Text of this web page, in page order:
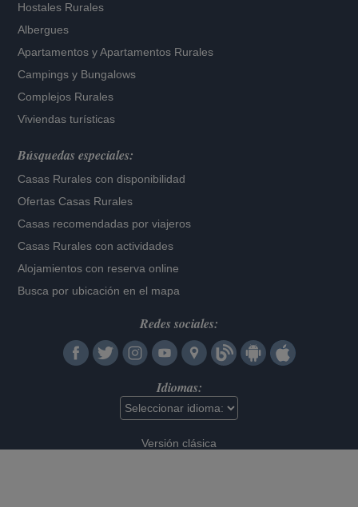
Hostales Rurales
Albergues
Apartamentos yApartamentos Rurales
Campings y Bungalows
Complejos Rurales
Viviendas turísticas
Búsquedas especiales:
Casas Rurales con disponibilidad
Ofertas Casas Rurales
Casas recomendadas por viajeros
Casas Rurales con actividades
Alojamientos con reserva online
Busca por ubicación en el mapa
Redes sociales:
Idiomas:
Versión clásica